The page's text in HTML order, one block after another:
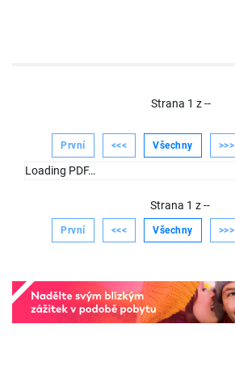
Strana 1 z--
První <<< Všechny >>>
Loading PDF…
Strana 1 z--
První <<< Všechny >>>